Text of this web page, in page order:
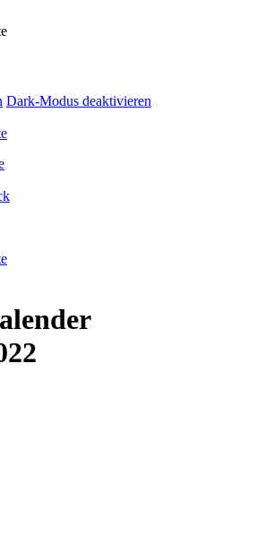
Dark-Modus deaktivieren